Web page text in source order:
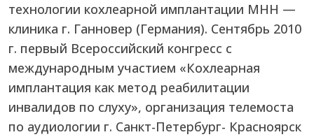
технологии кохлеарной имплантации МНН —
клиника г. Ганновер (Германия). Сентябрь 2010
г. первый Всероссийский конгресс с
международным участием «Кохлеарная
имплантация как метод реабилитации
инвалидов по слуху», организация телемоста
по аудиологии г. Санкт-Петербург- Красноярск